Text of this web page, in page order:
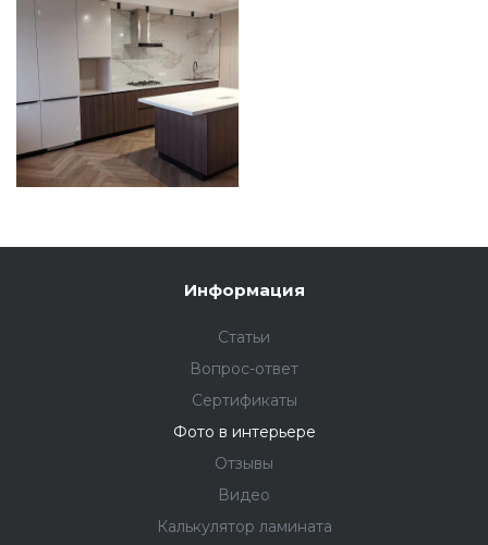
Информация
Статьи
Вопрос-ответ
Сертификаты
Фото в интерьере
Отзывы
Видео
Калькулятор ламината